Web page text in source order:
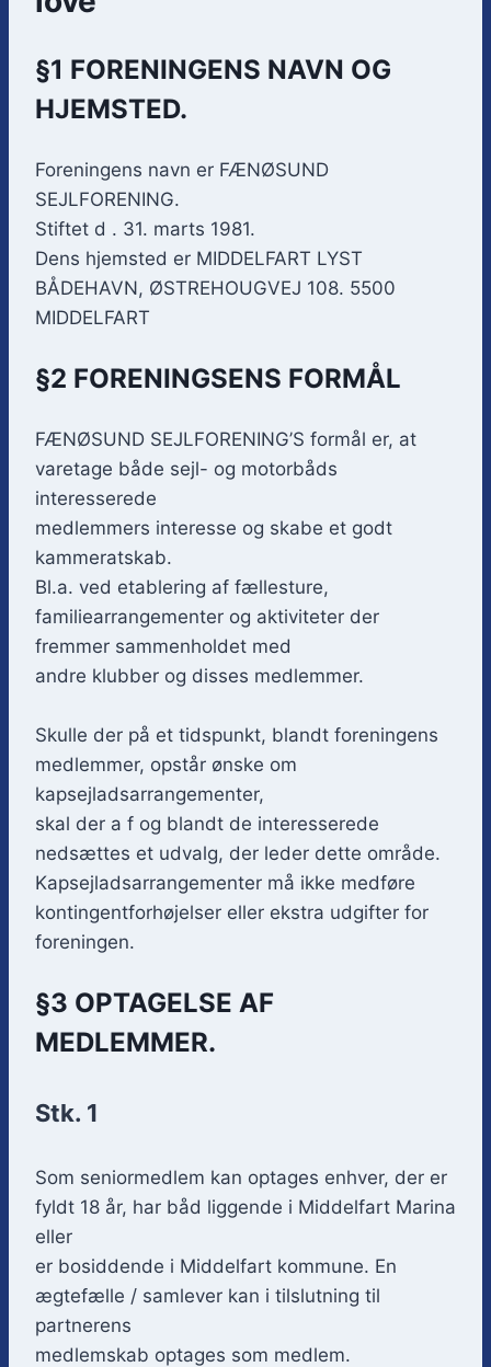
§1 FORENINGENS NAVN OG
HJEMSTED.
Foreningens navn er FÆNØSUND
SEJLFORENING.
Stiftet d . 31. marts 1981.
Dens hjemsted er MIDDELFART LYST
BÅDEHAVN, ØSTREHOUGVEJ 108. 5500
MIDDELFART
§2 FORENINGSENS FORMÅL
FÆNØSUND SEJLFORENING’S formål er, at
varetage både sejl- og motorbåds
interesserede
medlemmers interesse og skabe et godt
kammeratskab.
Bl.a. ved etablering af fællesture,
familiearrangementer og aktiviteter der
fremmer sammenholdet med
andre klubber og disses medlemmer.
Skulle der på et tidspunkt, blandt foreningens
medlemmer, opstår ønske om
kapsejladsarrangementer,
skal der a f og blandt de interesserede
nedsættes et udvalg, der leder dette område.
Kapsejladsarrangementer må ikke medføre
kontingentforhøjelser eller ekstra udgifter for
foreningen.
§3 OPTAGELSE AF
MEDLEMMER.
Stk. 1
Som seniormedlem kan optages enhver, der er
fyldt 18 år, har båd liggende i Middelfart Marina
eller
er bosiddende i Middelfart kommune. En
ægtefælle / samlever kan i tilslutning til
partnerens
medlemskab optages som medlem.